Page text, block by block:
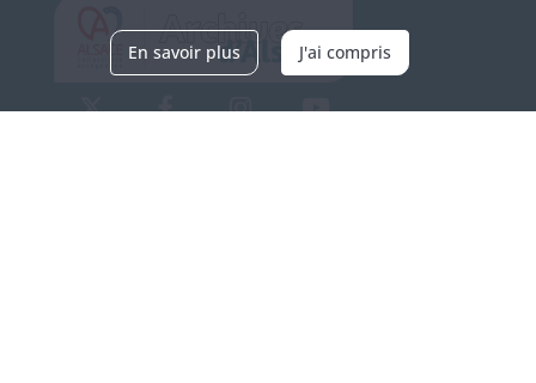
En savoir plus J'ai compris